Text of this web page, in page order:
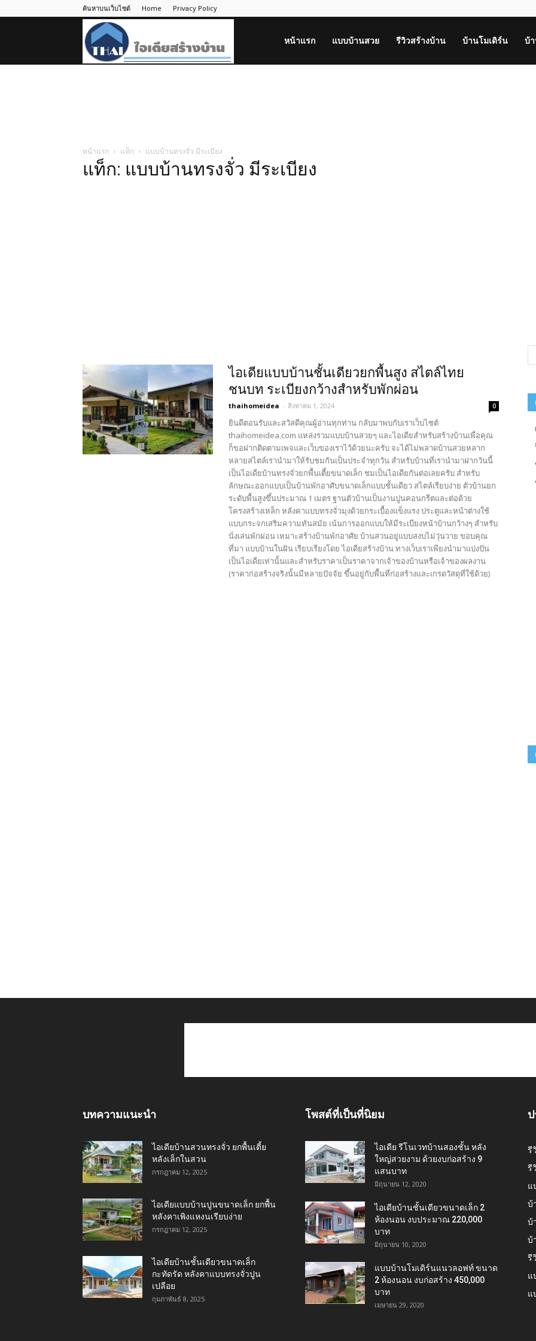
ค้นหาบนเว็บไซต์ Home Privacy Policy
หน้าแรก แบบบ้านสวย รีวิวสร้างบ้าน บ้านโมเดิร์น บ้
หน้าแรก แท็ก แบบบ้านทรงจั่ว มีระเบียง
แท็ก: แบบบ้านทรงจั่ว มีระเบียง
ไอเดียแบบบ้านชั้นเดียวยกพื้นสูง สไตล์ไทย
ชนบท ระเบียงกว้างสำหรับพักผ่อน
thaihomeidea - สิงหาคม 1, 2024 0
ยินดีตอนรับและสวัสดีคุณผู้อ่านทุกท่าน กลับมาพบกับเราเว็บไซต์
thaihomeidea.com แหล่งรวมแบบบ้านสวยๆ และไอเดียสำหรับสร้างบ้านเพื่อคุณ
ก็ขอฝากติดตามเพจและเว็บของเราไว้ด้วยนะครับ จะได้ไม่พลาดบ้านสวยหลาก
หลายสไตล์เรานำมาให้รับชมกันเป็นประจำทุกวัน สำหรับบ้านที่เรานำมาฝากวันนี้
เป็นไอเดียบ้านทรงจั่วยกพื้นเตี้ยขนาดเล็ก ชมเป็นไอเดียกันต่อเลยครับ สำหรับ
ลักษณะออกแบบเป็นบ้านพักอาศับขนาดเล็กแบบชั้นเดียว สไตล์เรียบง่าย ตัวบ้านยก
ระดับพื้นสูงขึ้นประมาณ 1 เมตร ฐานตัวบ้านเป็นงานปูนคอนกรีตและต่อด้วย
โครงสร้างเหล็ก หลังคาแบบทรงจั่วมุงด้วยกระเบื้องแข็งแรง ประตูและหน้าต่างใช้
แบบกระจกเสริมความทันสมัย เน้นการออกแบบให้มีระเบียงหน้าบ้านกว้างๆ สำหรับ
นั่งเล่นพักผ่อน เหมาะสร้างบ้านพักอาศัย บ้านสวนอยู่แบบสงบไม่วุ่นวาย ขอบคุณ
ที่มา แบบบ้านในฝัน เรียบเรียงโดย ไอเดียสร้างบ้าน ทางเว็บเราเพียงนำมาแบ่งปัน
เป็นไอเดียเท่านั้นและสำหรับราคาเป็นราคาจากเจ้าของบ้านหรือเจ้าของผลงาน
(ราคาก่อสร้างจริงนั้นมีหลายปัจจัย ขึ้นอยู่กับพื้นที่ก่อสร้างและเกรดวัสดุที่ใช้ด้วย)
บทความแนะนำ
ไอเดียบ้านสวนทรงจั่ว ยกพื้นเตี้ย
หลังเล็กในสวน
กรกฎาคม 12, 2025
ไอเดียแบบบ้านปูนขนาดเล็ก ยกพื้น
หลังคาเพิงแหงนเรียบง่าย
กรกฎาคม 12, 2025
ไอเดียบ้านชั้นเดียวขนาดเล็ก
กะทัดรัด หลังคาแบบทรงจั่วปูน
เปลือย
กุมภาพันธ์ 8, 2025
โพสต์ที่เป็นที่นิยม
ไอเดีย รีโนเวทบ้านสองชั้น หลัง
ใหญ่สวยงาม ด้วยงบก่อสร้าง 9
แสนบาท
มิถุนายน 12, 2020
ไอเดียบ้านชั้นเดียวขนาดเล็ก 2
ห้องนอน งบประมาณ 220,000
บาท
มิถุนายน 10, 2020
แบบบ้านโมเดิร์นแนวลอฟท์ ขนาด
2 ห้องนอน งบก่อสร้าง 450,000
บาท
เมษายน 29, 2020
รี
รี
แ
บ้
บ้
บ้
รี
แ
แ